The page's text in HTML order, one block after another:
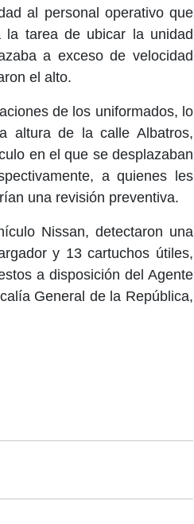
al personal operativo que
tarea de ubicar la unidad
a exceso de velocidad
el alto.
de los uniformados, lo
altura de la calle Albatros,
en el que se desplazaban
a quienes les
una revisión preventiva.
Nissan, detectaron una
y 13 cartuchos útiles,
a disposición del Agente
General de la República,